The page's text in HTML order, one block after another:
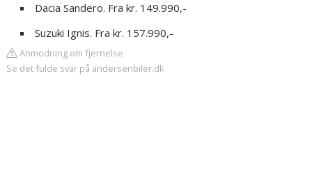
Dacia Sandero. Fra kr. 149.990,-
Suzuki Ignis. Fra kr. 157.990,-
Anmodning om fjernelse
Se det fulde svar på andersenbiler.dk